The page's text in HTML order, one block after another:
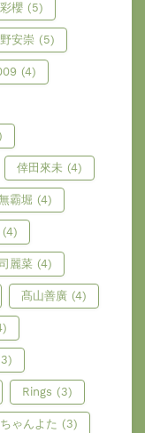
彩櫻 (5)
安崇 (5)
(4)
倖田來未 (4)
霸堀 (4)
(4)
麗菜 (4)
髙山善廣 (4)
Rings (3)
ちゃんよた (3)